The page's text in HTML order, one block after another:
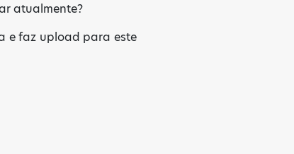
atualmente?
e faz upload para este